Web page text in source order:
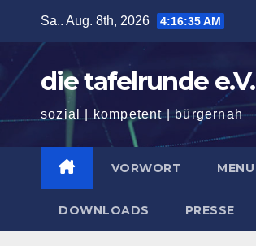
springen
Sa.. Aug. 8th, 2026 4:16:37 AM
die tafelrunde e.V.
sozial | kompetent | bürgernah
VORWORT MENU
DOWNLOADS PRESSE